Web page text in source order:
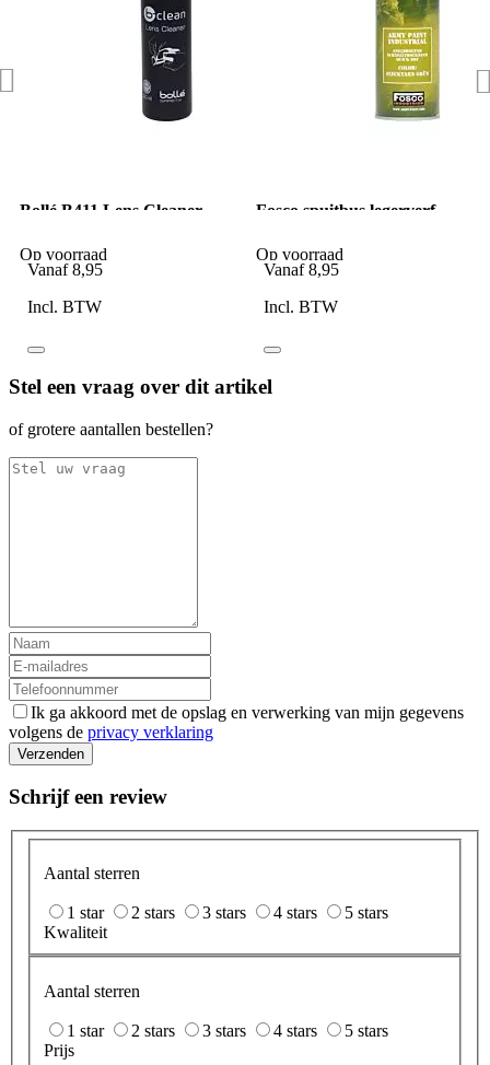
Bollé B411 Lens Cleaner
Op voorraad
Vanaf 8,95
Incl. BTW
Fosco spuitbus legerverf
Op voorraad
Vanaf 8,95
Incl. BTW
Stel een vraag over dit artikel
of grotere aantallen bestellen?
Ik ga akkoord met de opslag en verwerking van mijn gegevens
volgens de privacy verklaring
Verzenden
Schrijf een review
Aantal sterren
1 star 2 stars 3 stars 4 stars
5 stars
Kwaliteit
Aantal sterren
1 star 2 stars 3 stars 4 stars
5 stars
Prijs